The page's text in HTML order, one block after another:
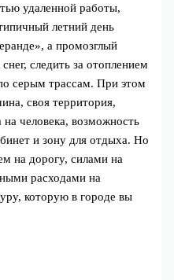
удаленной работы,
летний день
а промозглый
следить за отоплением
серым трассам. При этом
своя территория,
человека, возможность
и зону для отдыха. Но
на дорогу, силами на
расходами на
которую в городе вы